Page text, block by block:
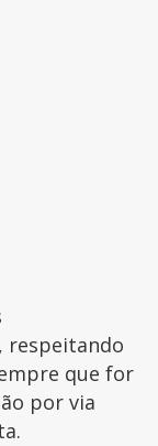
respeitando
que for
por via